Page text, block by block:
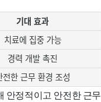
기대 효과
치료에 집중 가능
경력 개발 촉진
전한 근무 환경 조성
안정적이고 안전한 근무